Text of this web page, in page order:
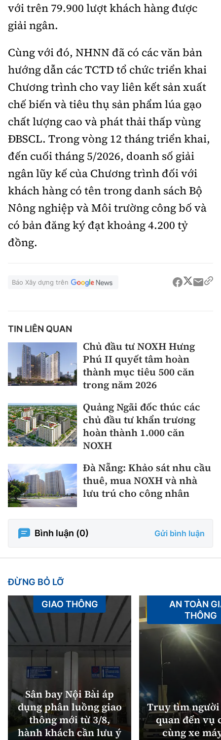
với trên 79.900 lượt khách hàng được
giải ngân.
Cùng với đó, NHNN đã có các văn bản
hướng dẫn các TCTD tổ chức triển khai
Chương trình cho vay liên kết sản xuất
chế biến và tiêu thụ sản phẩm lúa gạo
chất lượng cao và phát thải thấp vùng
ĐBSCL. Trong vòng 12 tháng triển khai,
đến cuối tháng 5/2026, doanh số giải
ngân lũy kế của Chương trình đối với
khách hàng có tên trong danh sách Bộ
Nông nghiệp và Môi trường công bố và
có bản đăng ký đạt khoảng 4.200 tỷ
đồng.
Báo Xây dựng trên
TIN LIÊN QUAN
Chủ đầu tư NOXH Hưng
Phú II quyết tâm hoàn
thành mục tiêu 500 căn
trong năm 2026
Quảng Ngãi đốc thúc các
chủ đầu tư khẩn trương
hoàn thành 1.000 căn
NOXH
Đà Nẵng: Khảo sát nhu cầu
thuê, mua NOXH và nhà
lưu trú cho công nhân
Bình luận (0) Gửi bình luận
ĐỪNG BỎ LỠ
Sân bay Nội Bài áp
dụng phân luồng giao
thông mới từ 3/8,
hành khách cần lưu ý
GIAO THÔNG
Truy tìm
quan đến vụ
cùng xe
AN TOÀN
THÔNG